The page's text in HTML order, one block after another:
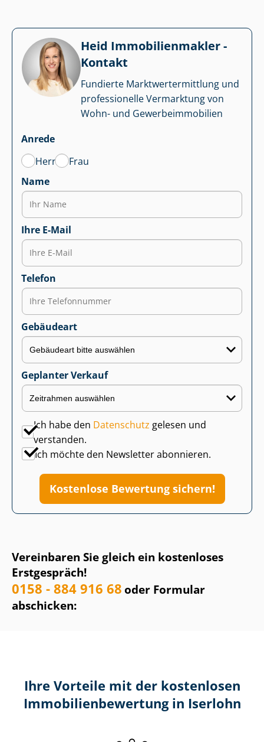
Vereinbaren Sie gleich ein kostenloses
Erstgespräch!
0158 - 884 916 68oder Formular
abschicken:
Heid Im­mo­bi­li­en­mak­ler -
Kontakt
Fundierte Markt­wert­ermitt­lung und
professionelle Vermarktung von
Wohn- und Ge­wer­be­im­mo­bi­li­en
Anrede
Herr
Frau
Name
Ihre E-Mail
Telefon
Gebäudeart
Geplanter Verkauf
Ich habe den Datenschutz gelesen und
verstanden.
Ich möchte den Newsletter abonnieren.
Kostenlose Bewertung sichern!
Ihre Vorteile mit der kostenlosen
Im­mo­bi­li­en­be­wer­tung in Iserlohn